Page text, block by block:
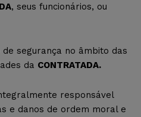
, seus funcionários, ou
segurança no âmbito das
da CONTRATADA.
responsável
e danos de ordem moral e